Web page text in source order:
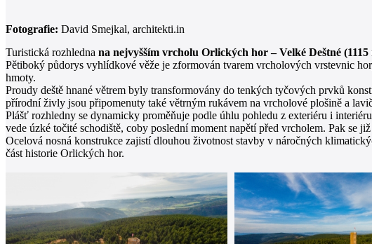
Fotografie: David Smejkal, architekti.in
Turistická rozhledna na nejvyšším vrcholu Orlických hor – Velké Deštné (1115
Pětiboký půdorys vyhlídkové věže je zformován tvarem vrcholových vrstevnic
hmoty.
Proudy deště hnané větrem byly transformovány do tenkých tyčových prvků
přírodní živly jsou připomenuty také větrným rukávem na vrcholové plošině a
Plášť rozhledny se dynamicky proměňuje podle úhlu pohledu z exteriéru i
vede úzké točité schodiště, coby poslední moment napětí před vrcholem. Pak se
Ocelová nosná konstrukce zajistí dlouhou životnost stavby v náročných
část historie Orlických hor.